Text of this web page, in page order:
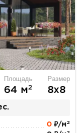
Площадь
64 м2
Размер
8х8
0 ₽/м 2